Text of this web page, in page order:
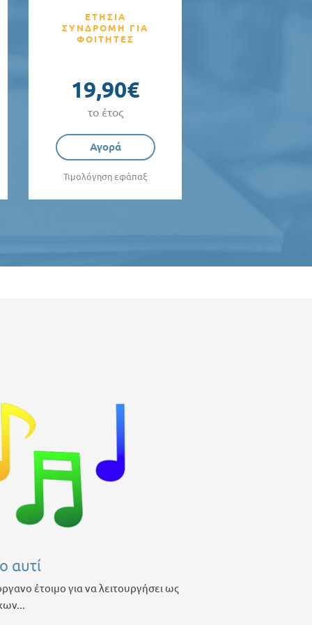
ΕΤΗΣΙΑ
ΣΥΝΔΡΟΜΗ ΓΙΑ
ΦΟΙΤΗΤΕΣ
19,90€
το έτος
Αγορά
Τιμολόγηση εφάπαξ
αυτί
έτοιμο για να λειτουργήσει ως